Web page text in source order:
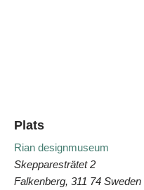
Plats
Rian designmuseum
Skepparesträtet 2
Falkenberg, 311 74 Sweden